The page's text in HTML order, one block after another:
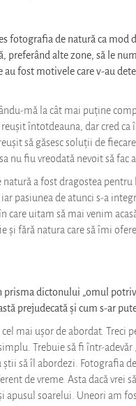
fotografia de natură ca
preferând alte zone, să le
fost motivele care v-au
mă la cât mai puține
întotdeauna, dar cred ca
să găsesc soluții de
fiu vreodată nevoit să fac
a fost dragostea pentru
pasiunea de atunci s-a
uitam să mai venim
fără natura care să îmi
dictonului „omul
prejudecată și cum s-ar
mai ușor de abordat. Treci
Trebuie să fi într-
să îl abordezi. Fotografia
de vreme. Asta dacă vrei
soarelui. Uneori am